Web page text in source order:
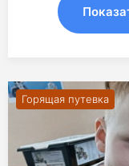
Горящая путевка